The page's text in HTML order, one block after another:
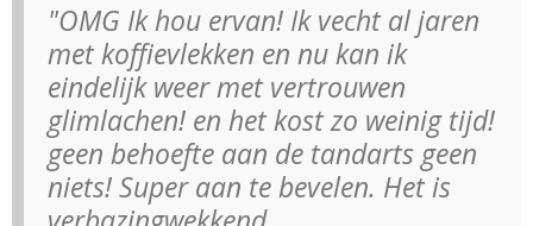
"OMG Ik hou ervan! Ik vecht al jaren
met koffievlekken en nu kan ik
eindelijk weer met vertrouwen
glimlachen! en het kost zo weinig tijd!
geen behoefte aan de tandarts geen
niets! Super aan te bevelen. Het is